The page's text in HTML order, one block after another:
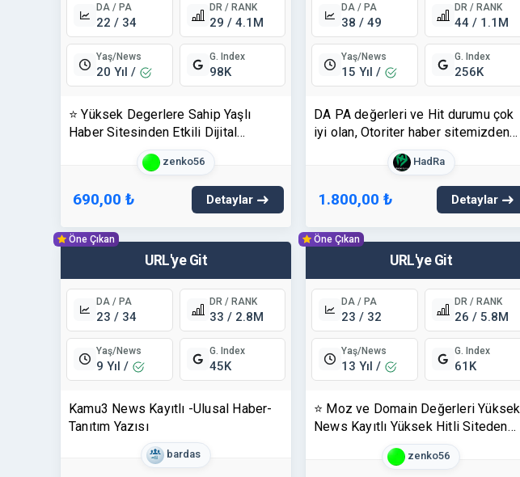
DA / PA
22 / 34
DR / RANK
29 / 4.1M
Yaş/News
20 Yıl /
G. Index
98K
⭐ Yüksek Degerlere Sahip Yaşlı
Haber Sitesinden Etkili Dijital
Görünürlük - Haberexpres.com.tr ⭐
zenko56
690,00 ₺ Detaylar
DA / PA
38 / 49
DR / RANK
44 / 1.1M
Yaş/News
15 Yıl /
G. Index
256K
DA PA değerleri ve Hit durumu çok
iyi olan, Otoriter haber sitemizden
TANITIM KAMPANYA -
hedefhalk.com
HadRa
1.800,00 ₺ Detaylar
Öne Çıkan
URL'ye Git
DA / PA
23 / 34
DR / RANK
33 / 2.8M
Yaş/News
9 Yıl /
G. Index
45K
Kamu3 News Kayıtlı -Ulusal Haber-
Tanıtım Yazısı
bardas
Öne Çıkan
URL'ye Git
DA / PA
23 / 32
DR / RANK
26 / 5.8M
Yaş/News
13 Yıl /
G. Index
61K
⭐ Moz ve Domain Değerleri Yüksek
News Kayıtlı Yüksek Hitli Siteden
Tanıtım Yazısı -
https://www.vanolay.com ! ⭐
zenko56